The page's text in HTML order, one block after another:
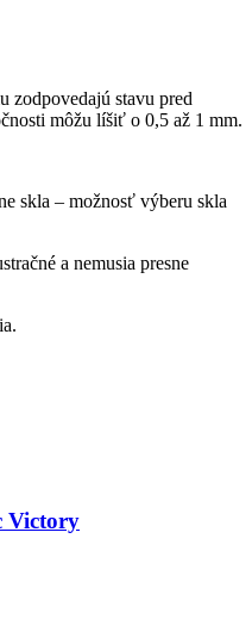
zodpovedajú stavu pred
môžu líšiť o 0,5 až 1 mm.
skla – možnosť výberu skla
a nemusia presne
Victory